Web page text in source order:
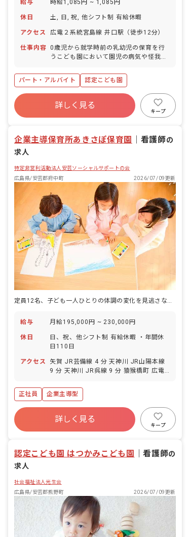
給与 時給1,085円 ~ 1,085円
休日 土, 日, 祝, 他シフト制 有給休暇
アクセス 広電２系統宮島線 井口駅（徒歩12分）
仕事内容 0歳児から就学時前の乳幼児の保育を行
うこども園において園児の病気や怪我な
チェック（検温・視診など） ・服薬介助
・医療機関との連携業務 ・保護者の健康
相談 ・衛生、疾病予防の指導 ・保健だ
よりの作成など ※平時は保育補助に従事
していただきます（保健室待機業務では
パート・アルバイト 認定こども園
詳しく見る
キープ
企業主導保育所あきさぽ保育園 看護師の
求人
特定非営利活動法人安芸ソーシャルサポートの会
広島県/安芸郡府中町
2026/07/09更新
定員12名、子ども一人ひとりの体調の変化を見逃さない距離で働く看護師です。
給与 月給195,000円 ~ 230,000円
休日
日、祝、他シフト制 有給休暇 ・年間休
日110日
アクセス
矢賀 JR芸備線 4 分 天神川 JR山陽本線
9 分 天神川 JR呉線 9 分 猿猴橋町 広電1
正社員
企業主導型
詳しく見る
キープ
認定こども園 はつかみこども園 ｜看護師の
求人
社会福祉法人光生会
広島県/安芸郡熊野町
2026/07/09更新